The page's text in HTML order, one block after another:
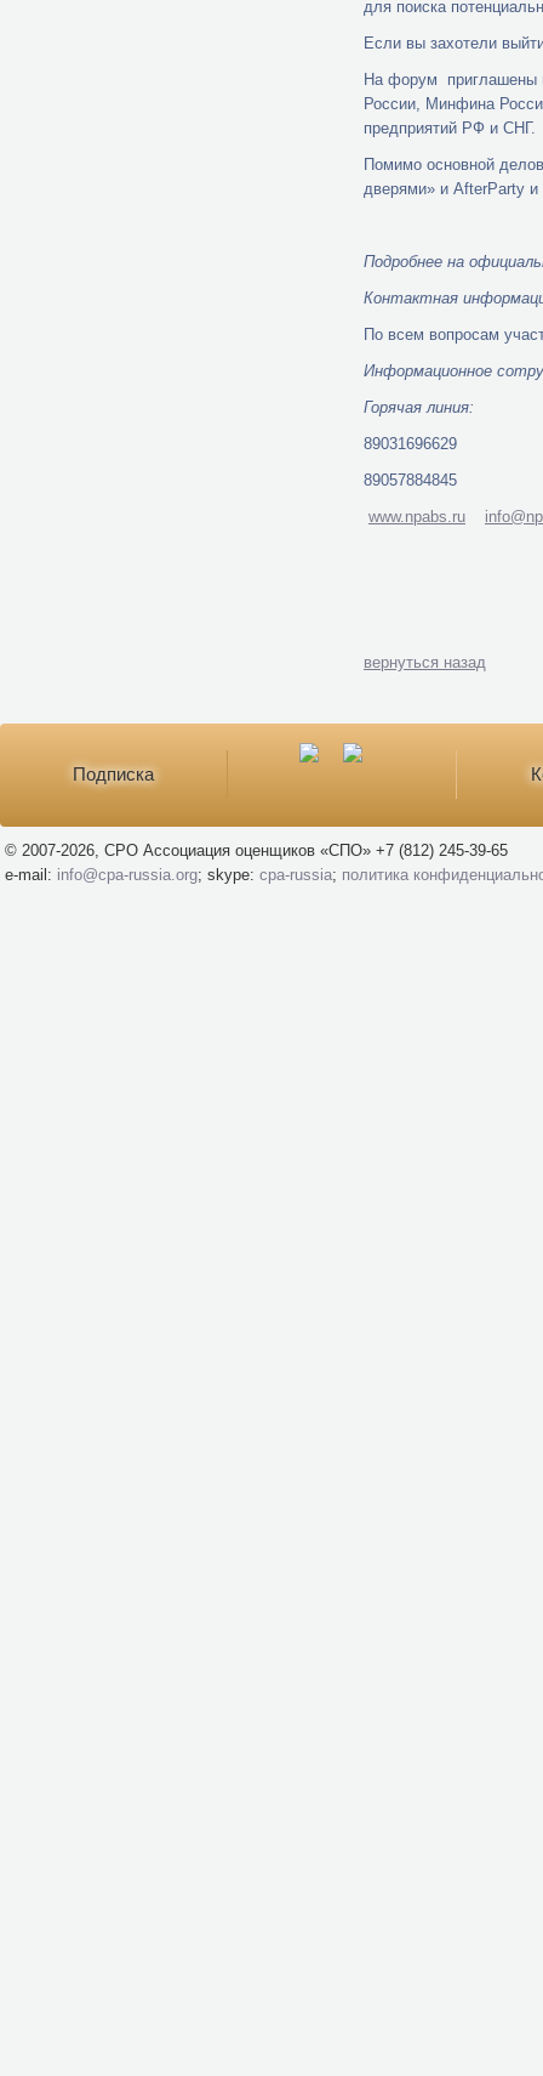
для поиска
Если вы захотели
На форум приглашены
России, Минфина
предприятий РФ и СНГ.
Помимо основной
дверями» и AfterParty и
Подробнее на
Контактная
По всем вопросам
Информационное
Горячая линия:
89031696629
89057884845
www.npabs.ru
вернуться назад
Подписка
© 2007-2026, СРО Ассоциация оценщиков «СПО» +7 (812) 245-39-65
e-mail: info@cpa-russia.org; skype: cpa-russia; политика